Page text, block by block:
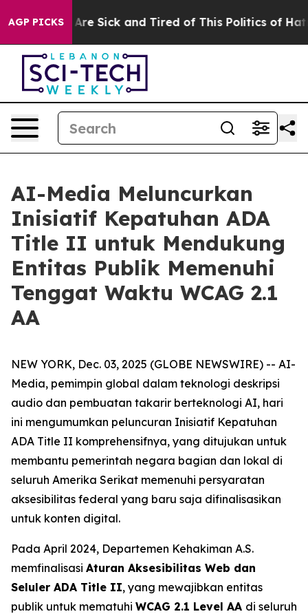
AGP PICKSAre Sick and Tired of This Politics of Hatred”
AI-Media Meluncurkan
Inisiatif Kepatuhan ADA
Title II untuk Mendukung
Entitas Publik Memenuhi
Tenggat Waktu WCAG 2.1
AA
NEW YORK, Dec. 03, 2025 (GLOBE NEWSWIRE) -- AI-
Media, pemimpin global dalam teknologi deskripsi
audio dan pembuatan takarir berteknologi AI, hari
ini mengumumkan peluncuran Inisiatif Kepatuhan
ADA Title II komprehensifnya, yang ditujukan untuk
membantu pemerintah negara bagian dan lokal di
seluruh Amerika Serikat memenuhi persyaratan
aksesibilitas federal yang baru saja difinalisasikan
untuk konten digital.
Pada April 2024, Departemen Kehakiman A.S.
memfinalisasi Aturan Aksesibilitas Web dan
Seluler ADA Title II, yang mewajibkan entitas
publik untuk mematuhi WCAG 2.1 Level AA di seluruh